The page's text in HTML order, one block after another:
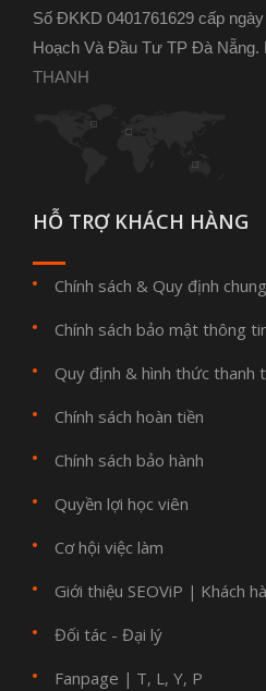
Số ĐKKD 0401761629 cấp
Hoạch Và Đầu Tư TP Đà Nẵng.
THANH
HỖ TRỢ KHÁCH HÀNG
Chính sách & Quy định chung
Chính sách bảo mật thông
Quy định & hình thức thanh
Chính sách hoàn tiền
Chính sách bảo hành
Quyền lợi học viên
Cơ hội việc làm
Giới thiệu SEOViP | Khách
Đối tác - Đại lý
Fanpage | T, L, Y, P